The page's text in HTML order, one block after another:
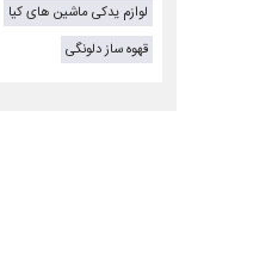
لوازم یدکی ماشین های کیا
قهوه ساز دلونگی